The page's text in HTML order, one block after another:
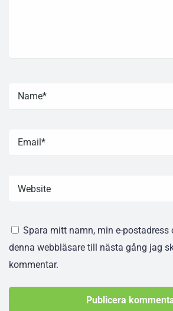
Spara mitt namn, min e-postadress
denna webbläsare till nästa gång jag
kommentar.